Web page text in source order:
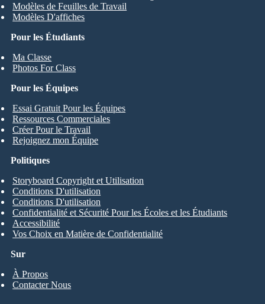
Pour les Étudiants
Ma Classe
Photos For Class
Modèles de Feuilles de Travail
Modèles D'affiches
Pour les Équipes
Essai Gratuit Pour les Équipes
Ressources Commerciales
Créer Pour le Travail
Rejoignez mon Équipe
Sur
À Propos
Contacter Nous
Politiques
Storyboard Copyright et Utilisation
Conditions D'utilisation
Conditions D'utilisation
Confidentialité et Sécurité Pour les Écoles et les Étudiants
Accessibilité
Vos Choix en Matière de Confidentialité